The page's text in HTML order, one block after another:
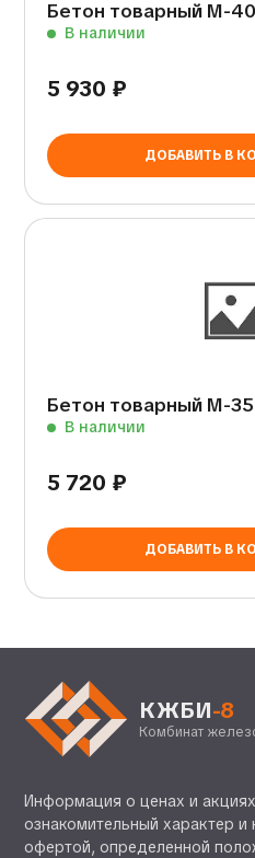
Бетон товарный М-
В наличии
5 930 ₽
ДОБАВИТЬ В
Бетон товарный М-
В наличии
5 720 ₽
ДОБАВИТЬ В
КЖБИ-8
Комбинат
Информация о ценах и
ознакомительный характер и
офертой, определенной